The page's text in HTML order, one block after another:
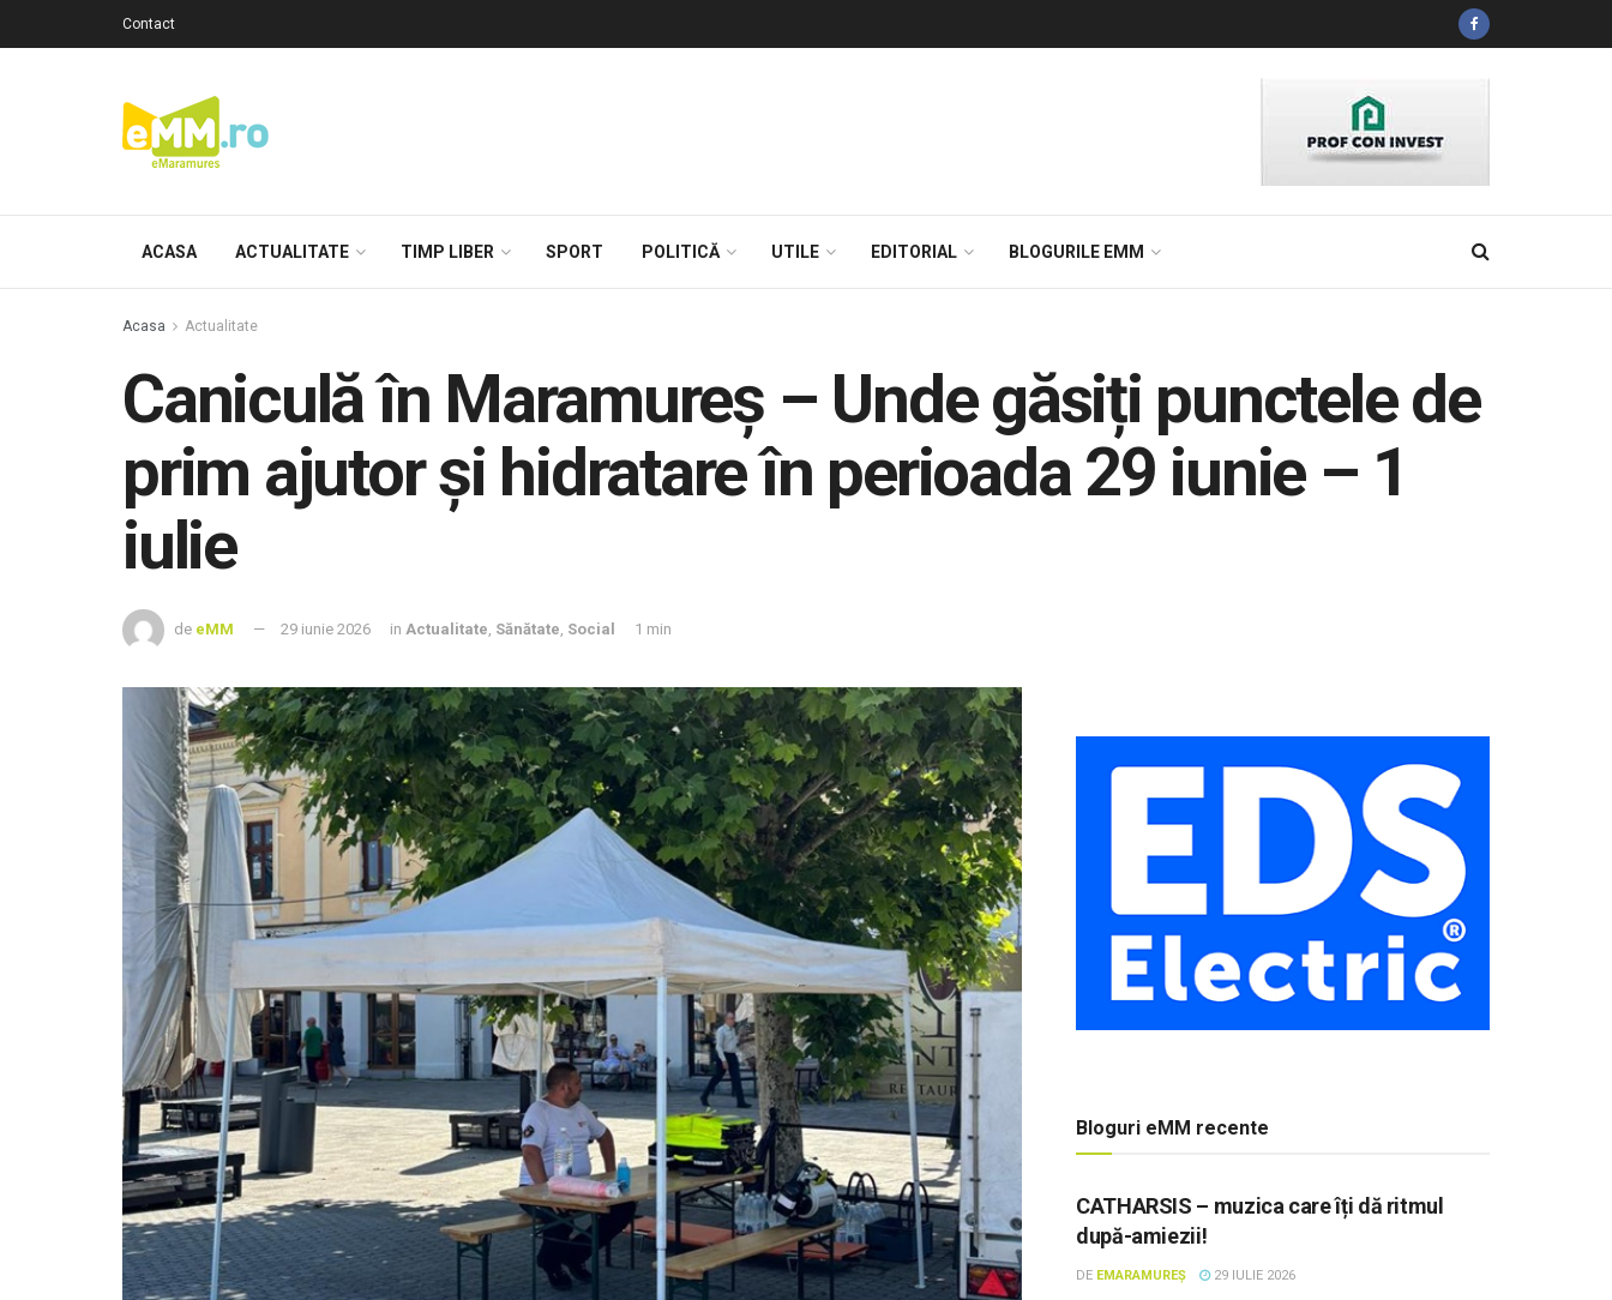
Contact
ACASA ACTUALITATE TIMP LIBER SPORT POLITICĂ UTILE EDITORIAL BLOGURILE EMM
Acasa Actualitate
Caniculă în Maramureș – Unde găsiți punctele de
prim ajutor și hidratare în perioada 29 iunie – 1
iulie
de eMM 29 iunie 2026 in Actualitate, Sănătate, Social 1 min
Bloguri eMM recente
CATHARSIS – muzica care îți dă ritmul
după-amiezii!
DE EMARAMUREȘ 29 IULIE 2026